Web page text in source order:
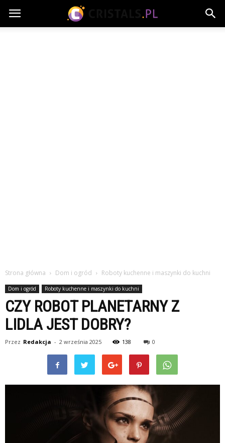
Strona główna Dom i ogród Roboty kuchenne i maszynki do kuchni
Dom i ogród Roboty kuchenne i maszynki do kuchni
CZY ROBOT PLANETARNY Z
LIDLA JEST DOBRY?
Przez Redakcja - 2 września 2025 138 0